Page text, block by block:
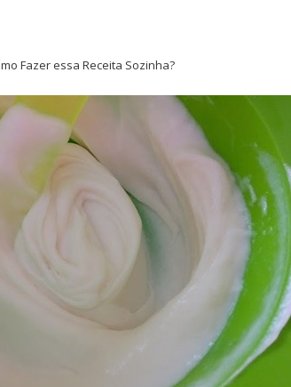
Fazer essa Receita Sozinha?